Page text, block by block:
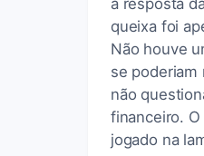
queixa foi
Não houve
se poderiam
não
financeiro.
jogado na